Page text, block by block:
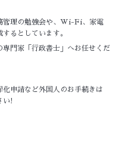
管理の勉強会や、Wi-Fi、家電
るとしています。
門家「行政書士」へお任せくだ
申請など外国人のお手続きは
い!